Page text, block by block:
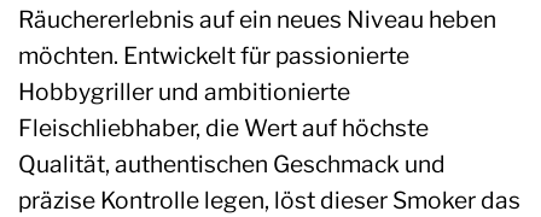
Räuchererlebnis auf ein neues Niveau heben
möchten. Entwickelt für passionierte
Hobbygriller und ambitionierte
Fleischliebhaber, die Wert auf höchste
Qualität, authentischen Geschmack und
präzise Kontrolle legen, löst dieser Smoker das